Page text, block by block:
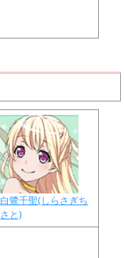
白鷺千聖(しらさぎち
さと)